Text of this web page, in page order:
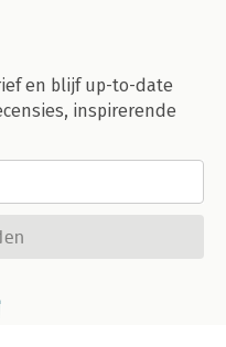
en blijf up-to-date
inspirerende